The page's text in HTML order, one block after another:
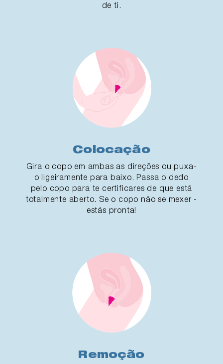
de ti.
Colocação
Gira o copo em ambas as direções ou puxa-
o ligeiramente para baixo. Passa o dedo
pelo copo para te certificares de que está
totalmente aberto. Se o copo não se mexer -
estás pronta!
Remoção